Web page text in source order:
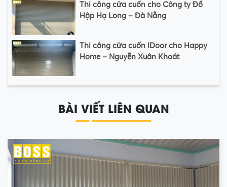
Thi công cửa cuốn cho Công ty Đồ
Hộp Hạ Long – Đà Nẵng
Thi công cửa cuốn IDoor cho Happy
Home – Nguyễn Xuân Khoát
BÀI VIẾT LIÊN QUAN